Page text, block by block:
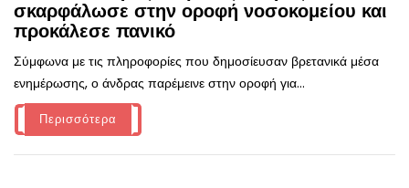
σκαρφάλωσε στην οροφή νοσοκομείου και
προκάλεσε πανικό
Σύμφωνα με τις πληροφορίες που δημοσίευσαν βρετανικά μέσα
ενημέρωσης, ο άνδρας παρέμεινε στην οροφή για...
Περισσότερα